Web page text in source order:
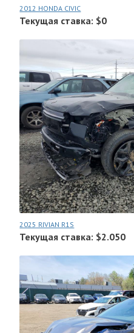
2012 HONDA CIVIC
Текущая ставка: $0
2025 RIVIAN R1S
Текущая ставка: $2.050